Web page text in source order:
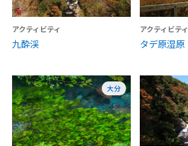
アクティビティ
九酔渓
アクティビティ
タデ原湿原
大分